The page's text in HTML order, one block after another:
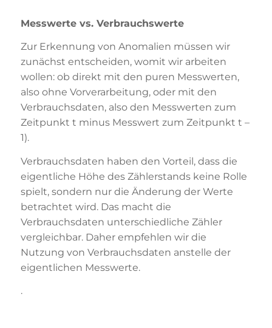
Messwerte vs. Verbrauchswerte
Zur Erkennung von Anomalien müssen wir
zunächst entscheiden, womit wir arbeiten
wollen: ob direkt mit den puren Messwerten,
also ohne Vorverarbeitung, oder mit den
Verbrauchsdaten, also den Messwerten zum
Zeitpunkt t minus Messwert zum Zeitpunkt t –
1).
Verbrauchsdaten haben den Vorteil, dass die
eigentliche Höhe des Zählerstands keine Rolle
spielt, sondern nur die Änderung der Werte
betrachtet wird. Das macht die
Verbrauchsdaten unterschiedliche Zähler
vergleichbar. Daher empfehlen wir die
Nutzung von Verbrauchsdaten anstelle der
eigentlichen Messwerte.
.